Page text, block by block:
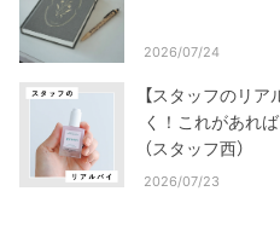
2026/07/24
【スタッフのリ
く！これがあれ
（スタッフ西）
2026/07/23